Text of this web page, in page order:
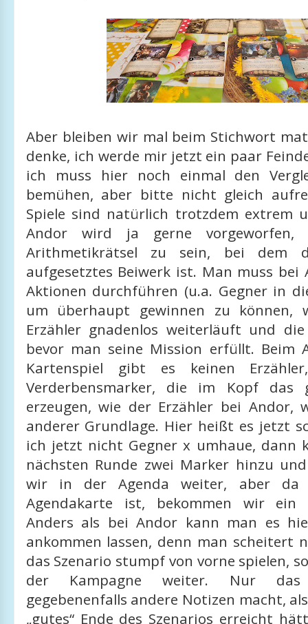
Aber bleiben wir mal beim Stichwort
denke, ich werde mir jetzt ein paar
ich muss hier noch einmal den
bemühen, aber bitte nicht gleich
Spiele sind natürlich trotzdem extrem
Andor wird ja gerne
Arithmetikrätsel zu sein, bei dem
aufgesetztes Beiwerk ist. Man muss bei
Aktionen durchführen (u.a. Gegner in
um überhaupt gewinnen zu können,
Erzähler gnadenlos weiterläuft und
bevor man seine Mission erfüllt. Beim
Kartenspiel gibt es keinen
Verderbensmarker, die im Kopf das
erzeugen, wie der Erzähler bei Andor,
anderer Grundlage. Hier heißt es jetzt
ich jetzt nicht Gegner x umhaue, dann
nächsten Runde zwei Marker hinzu
wir in der Agenda weiter, aber da
Agendakarte ist, bekommen wir ein
Anders als bei Andor kann man es
ankommen lassen, denn man scheitert
das Szenario stumpf von vorne spielen,
der Kampagne weiter. Nur
gegebenenfalls andere Notizen macht,
„gutes“ Ende des Szenarios erreicht